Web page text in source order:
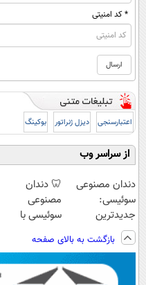
* کد امنیتی
اعتبارسنجی دیزل ژنراتور بوکینگ
از سراسر وب
دندان مصنوعی
سوئیسی:
جدیدترین
فناوری اروپا،
سبک و مقاوم |
پرداخت قسطی
🦷 دندان
مصنوعی
سوئیسی با
دیجیتال |
پرداخت در 4
قسط |📍 تهران
بازگشت به بالای صفحه